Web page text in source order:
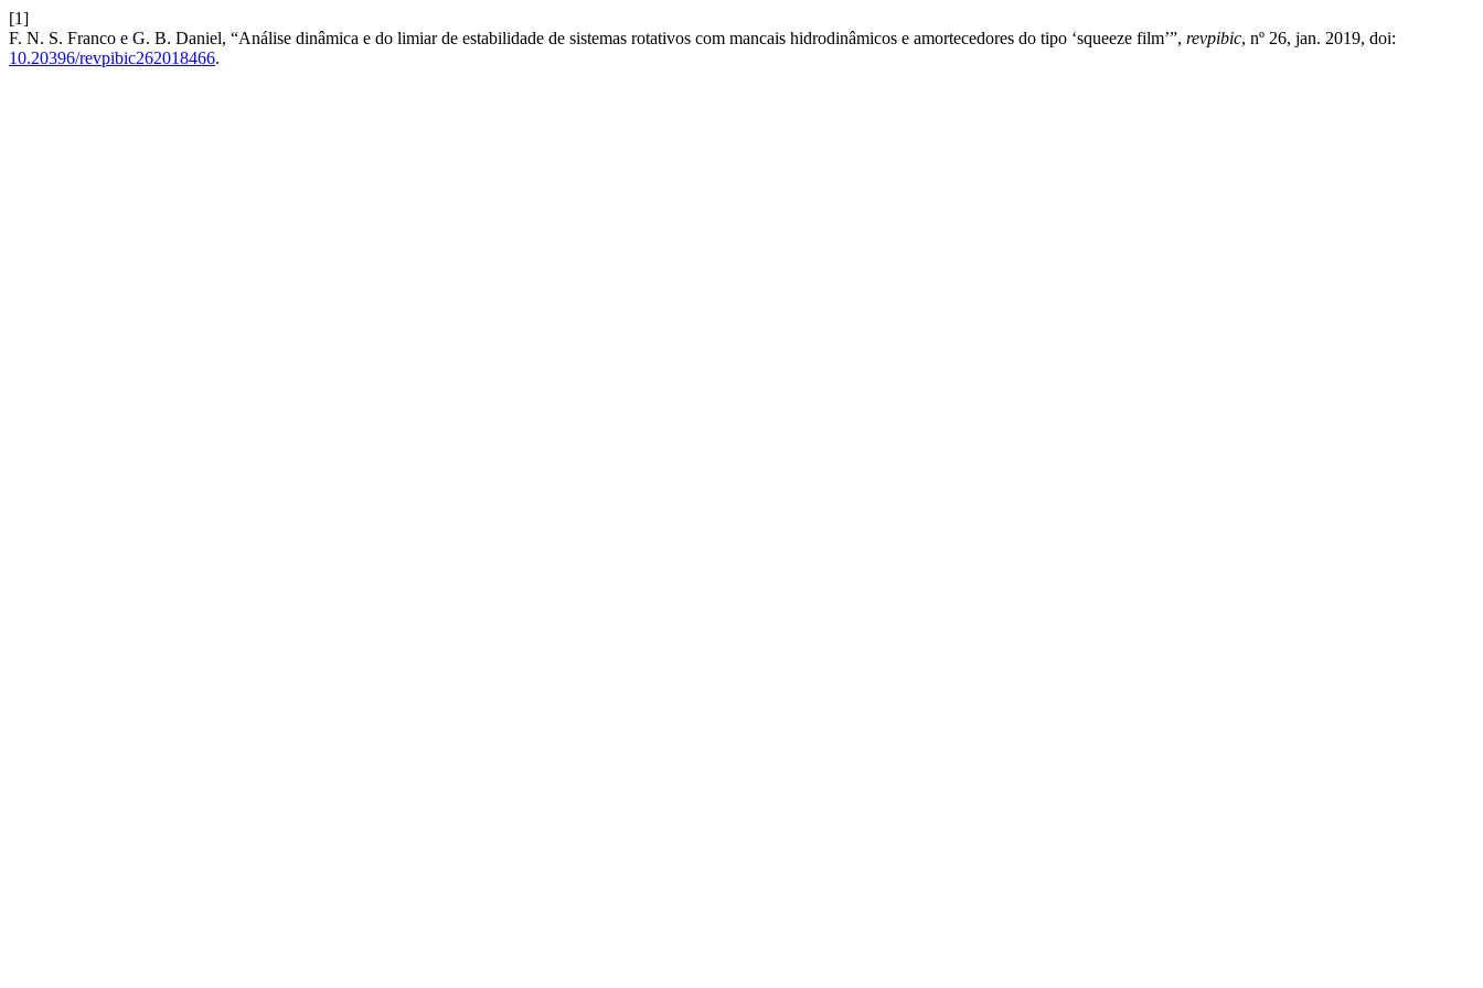
[1]
F. N. S. Franco e G. B. Daniel, “Análise dinâmica e do limiar de estabilidade de sistemas rotativos com mancais hidrodinâmicos e amortecedores do tipo ‘squeeze film’”, revpibic, nº 26, jan. 2019, doi:
10.20396/revpibic262018466.